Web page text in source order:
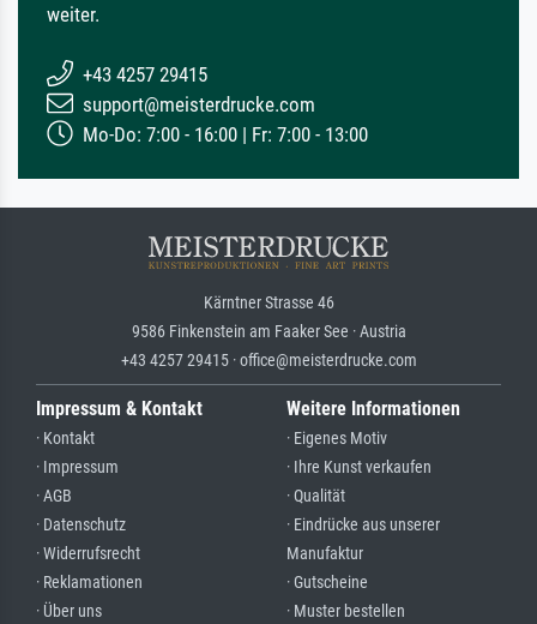
weiter.
+43 4257 29415
support@meisterdrucke.com
Mo-Do: 7:00 - 16:00 | Fr: 7:00 - 13:00
Kärntner Strasse 46
9586 Finkenstein am Faaker See · Austria
+43 4257 29415 · office@meisterdrucke.com
Impressum & Kontakt
· Kontakt
· Impressum
· AGB
· Datenschutz
· Widerrufsrecht
· Reklamationen
· Über uns
Weitere Informationen
· Eigenes Motiv
· Ihre Kunst verkaufen
· Qualität
· Eindrücke aus unserer
Manufaktur
· Gutscheine
· Muster bestellen